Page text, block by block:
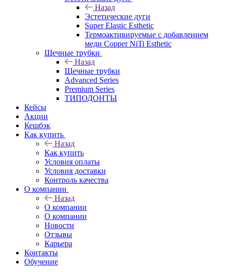
Назад
Эстетические дуги
Super Elastic Esthetic
Термоактивируемые с добавлением
меди Copper NiTi Esthetic
Щечные трубки
Назад
Щечные трубки
Advanced Series
Premium Series
ТИПОДОНТЫ
Кейсы
Акции
Кешбэк
Как купить
Назад
Как купить
Условия оплаты
Условия доставки
Контроль качества
О компании
Назад
О компании
О компании
Новости
Отзывы
Карьера
Контакты
Обучение